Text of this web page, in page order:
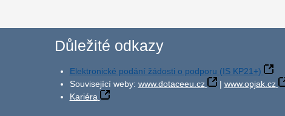
Důležité odkazy
Elektronické podání žádosti o podporu (IS KP21+)
Související weby: www.dotaceeu.cz | www.opjak.cz
Kariéra